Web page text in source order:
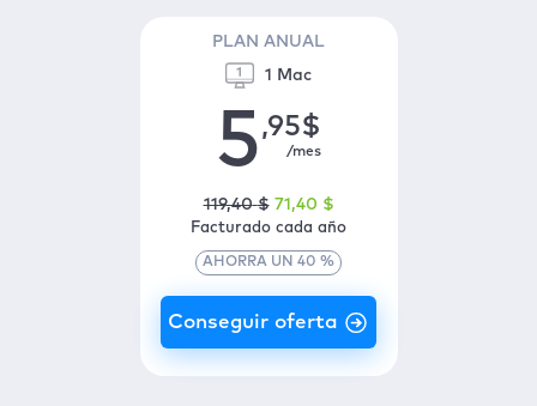
PLAN ANUAL
1 Mac
5,95$
/mes
119,40 $ 71 ,40 $
Facturado cada año
AHORRA UN 40 %